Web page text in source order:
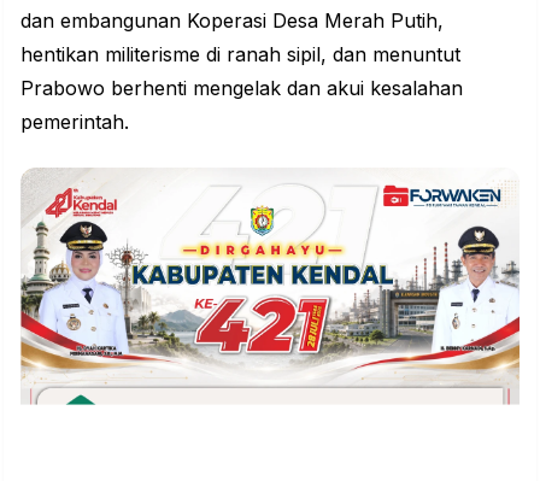
dan embangunan Koperasi Desa Merah Putih,
hentikan militerisme di ranah sipil, dan menuntut
Prabowo berhenti mengelak dan akui kesalahan
pemerintah.